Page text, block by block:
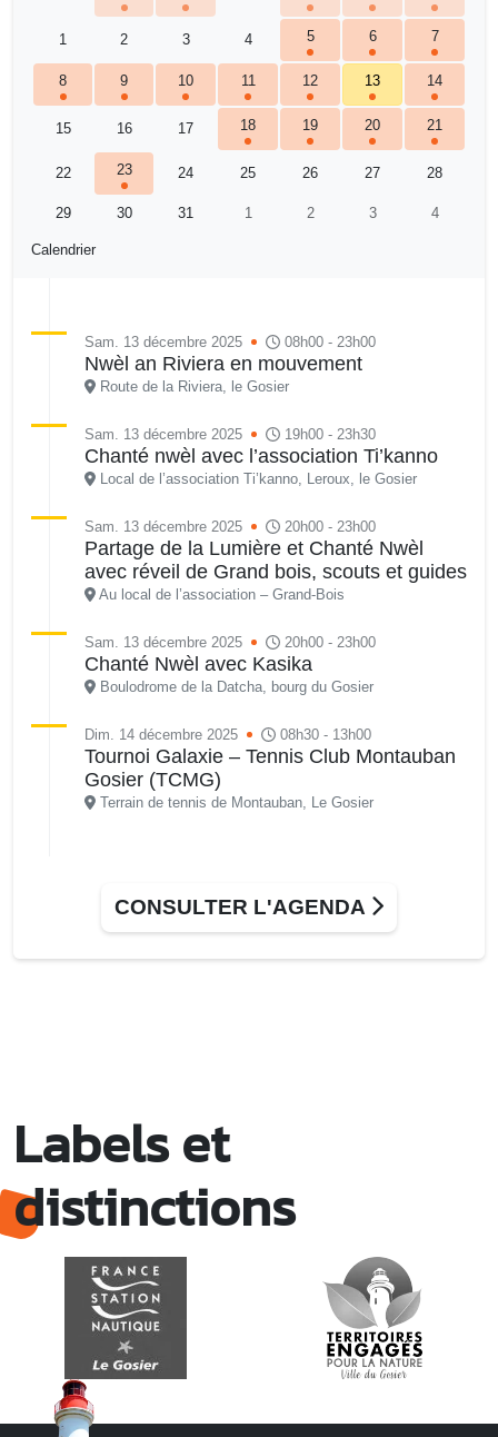
Calendrier
1 2 3 4 5 6 7
8 9 10 11 12 13 14
15 16 17 18 19 20 21
22 23 24 25 26 27 28
29 30 31 1 2 3 4
Sam. 13 décembre 2025 08h00 - 23h00
Nwèl an Riviera en mouvement
Route de la Riviera, le Gosier
Sam. 13 décembre 2025 19h00 - 23h30
Chanté nwèl avec l’association Ti’kanno
Local de l’association Ti’kanno, Leroux, le Gosier
Sam. 13 décembre 2025 20h00 - 23h00
Partage de la Lumière et Chanté Nwèl
avec réveil de Grand bois, scouts et guides
Au local de l’association – Grand-Bois
Sam. 13 décembre 2025 20h00 - 23h00
Chanté Nwèl avec Kasika
Boulodrome de la Datcha, bourg du Gosier
Dim. 14 décembre 2025 08h30 - 13h00
Tournoi Galaxie – Tennis Club Montauban
Gosier (TCMG)
Terrain de tennis de Montauban, Le Gosier
CONSULTER L'AGENDA
Labels et
distinctions